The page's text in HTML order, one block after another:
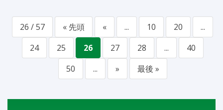
26 / 57 « 先頭 « ... 10 20
...
24
25 26 27 28 ...
40
50
... » 最後 »